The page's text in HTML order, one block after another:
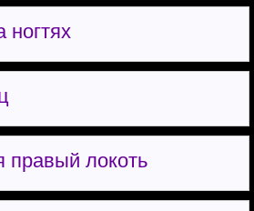
ногтях
правый локоть